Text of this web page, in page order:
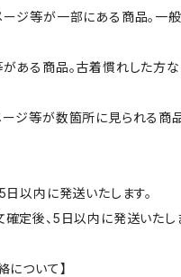
ジ等が一部にある商品。一
ある商品。古着慣れした方
ジ等が数箇所に見られる商
以内に発送いたします。
定後、5日以内に発送いたし
について】